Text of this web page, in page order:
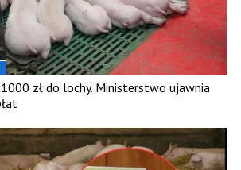
zł do lochy. Ministerstwo ujawnia